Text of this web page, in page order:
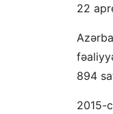
22
894
2015-